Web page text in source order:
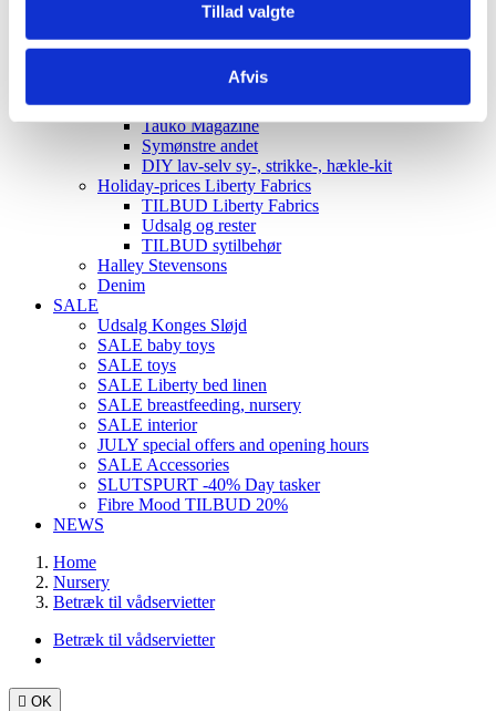
Tillad valgte
Afvis
The Assembly Line
Onion
Merchant and Mills
New Look
Tauko Magazine
Symønstre andet
DIY lav-selv sy-, strikke-, hækle-kit
Holiday-prices Liberty Fabrics
TILBUD Liberty Fabrics
Udsalg og rester
TILBUD sytilbehør
Halley Stevensons
Denim
SALE
Udsalg Konges Sløjd
SALE baby toys
SALE toys
SALE Liberty bed linen
SALE breastfeeding, nursery
SALE interior
JULY special offers and opening hours
SALE Accessories
SLUTSPURT -40% Day tasker
Fibre Mood TILBUD 20%
NEWS
Home
Nursery
Betræk til vådservietter
Betræk til vådservietter
 OK